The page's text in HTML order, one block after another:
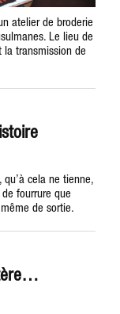
atelier de broderie
Le lieu de
la transmission de
cela ne tienne,
fourrure que
de sortie.